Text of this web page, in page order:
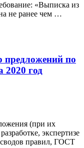
«Выписка из
не ранее чем …
по
год
(при их
экспертизе
правил, ГОСТ